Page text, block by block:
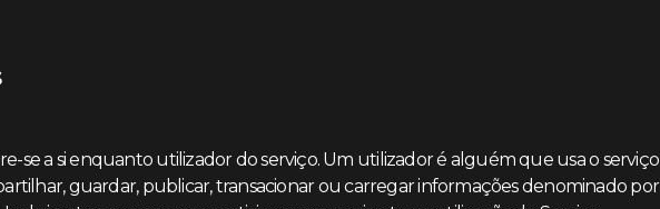
se a si enquanto utilizador do serviço. Um utilizador é alguém que usa o serviço
guardar, publicar, transacionar ou carregar informações denominado por